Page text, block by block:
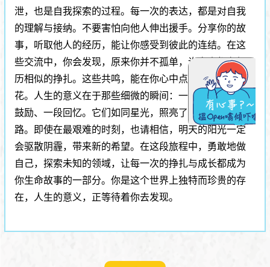
泄，也是自我探索的过程。每一次的表达，都是对自我
的理解与接纳。不要害怕向他人伸出援手。分享你的故
事，听取他人的经历，能让你感受到彼此的连结。在这
些交流中，你会发现，原来你并不孤单，许多人都在经
历相似的挣扎。这些共鸣，能在你心中点燃希望的火
花。人生的意义在于那些细微的瞬间：一声笑语、一句
鼓励、一段回忆。它们如同星光，照亮了你前行的道
路。即使在最艰难的时刻，也请相信，明天的阳光一定
会驱散阴霾，带来新的希望。在这段旅程中，勇敢地做
自己，探索未知的领域，让每一次的挣扎与成长都成为
你生命故事的一部分。你是这个世界上独特而珍贵的存
在，人生的意义，正等待着你去发现。